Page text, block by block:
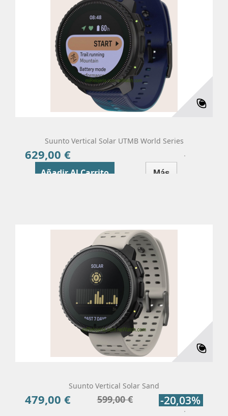
Suunto Vertical Solar UTMB World Series
629,00 €
Añadir Al Carrito Más
Suunto Vertical Solar Sand
Precio
479,00 €
Precio
599,00 € -20,03%